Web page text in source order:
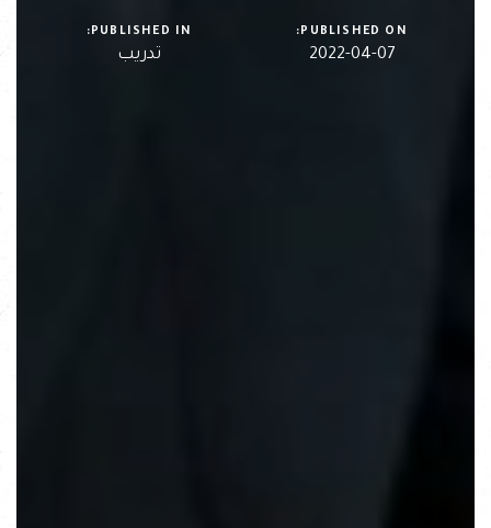
PUBLISHED ON:
2022-04-07
PUBLISHED IN:
تدريب